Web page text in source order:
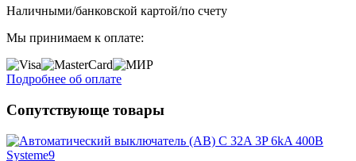
Наличными/банковской картой/по счету
Мы принимаем к оплате:
Подробнее об оплате
Сопутствующе товары